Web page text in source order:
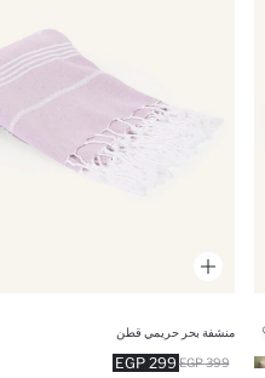
منشفة بحر حريمي قطن
299 EGP 399 EGP